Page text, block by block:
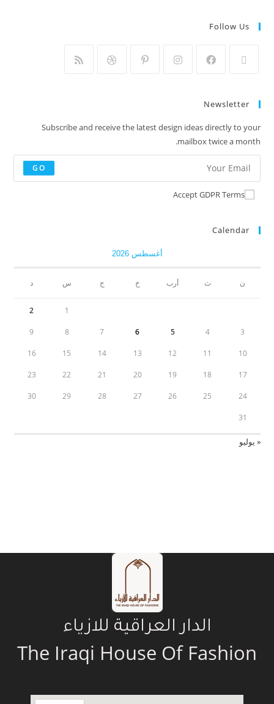
Follow Us
Newsletter
Subscribe and receive the latest design ideas directly to your
mailbox twice a month.
GO
Accept GDPR Terms
Calendar
أغسطس 2026
ن ث أرب خ ج س د
1
2
3
4
5
6
7
8
9
10
11
12
13
14
15
16
17
18
19
20
21
22
23
24
25
26
27
28
29
30
31
« يوليو
الدار العراقية للازياء
The Iraqi House Of Fashion